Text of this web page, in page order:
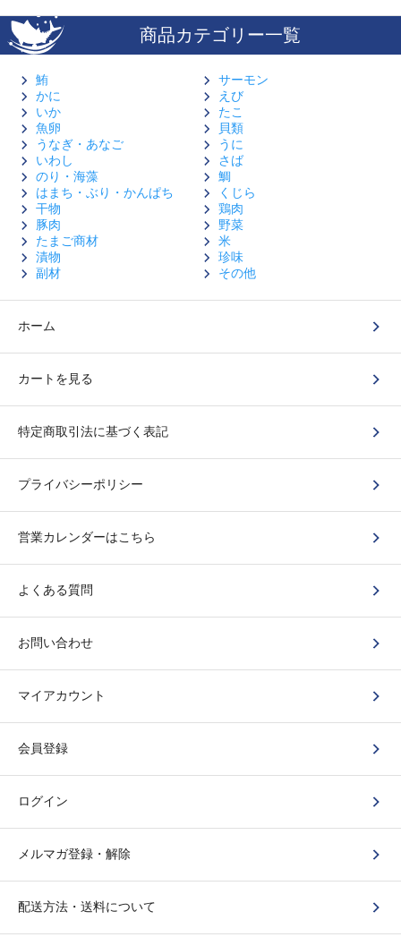
商品カテゴリー一覧
鮪
サーモン
かに
えび
いか
たこ
魚卵
貝類
うなぎ・あなご
うに
いわし
さば
のり・海藻
鯛
はまち・ぶり・かんぱち
くじら
干物
鶏肉
豚肉
野菜
たまご商材
米
漬物
珍味
副材
その他
ホーム
カートを見る
特定商取引法に基づく表記
プライバシーポリシー
営業カレンダーはこちら
よくある質問
お問い合わせ
マイアカウント
会員登録
ログイン
メルマガ登録・解除
配送方法・送料について